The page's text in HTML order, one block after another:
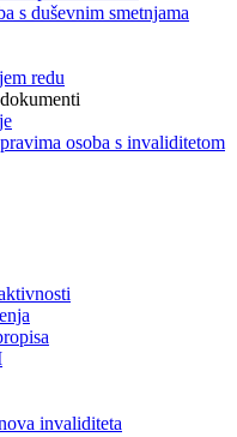
s duševnim smetnjama
redu
osoba s invaliditetom
invaliditeta